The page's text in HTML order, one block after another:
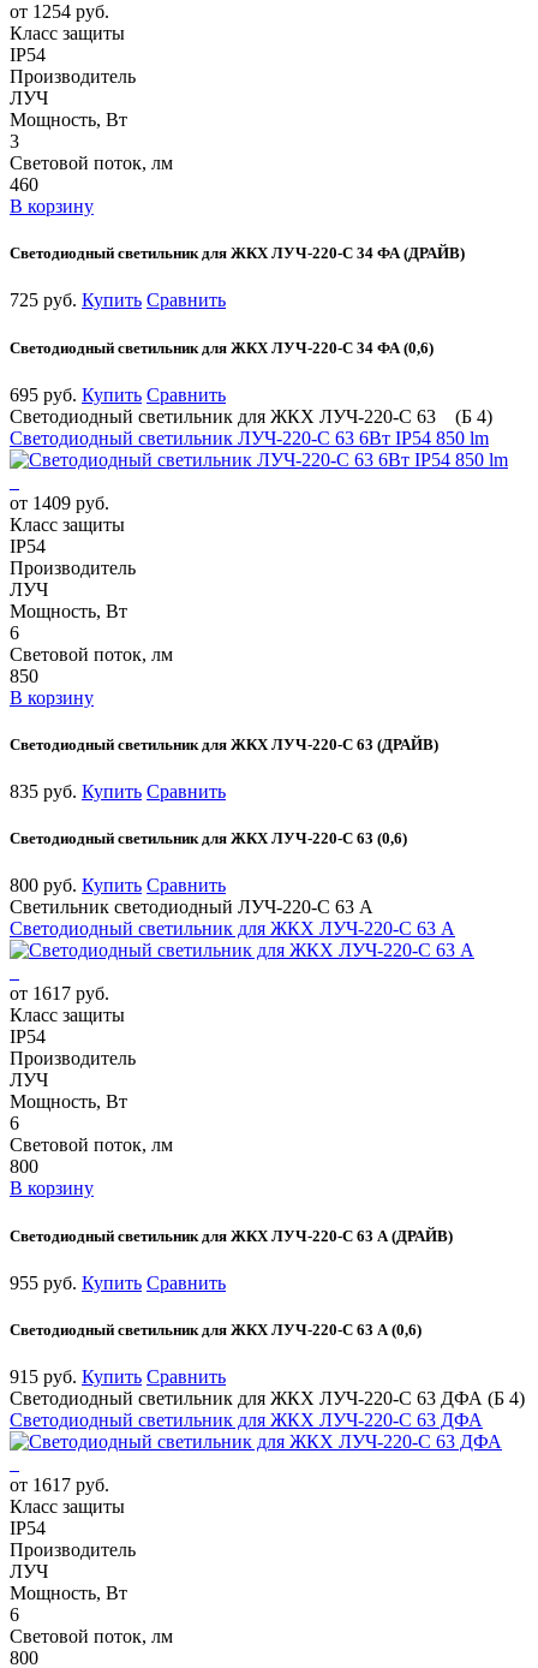
от 1254 руб.
Класс защиты
IP54
Производитель
ЛУЧ
Мощность, Вт
3
Световой поток, лм
460
В корзину
Светодиодный светильник для ЖКХ ЛУЧ-220-С 34 ФА (ДРАЙВ)
725 руб. Купить Сравнить
Светодиодный светильник для ЖКХ ЛУЧ-220-С 34 ФА (0,6)
695 руб. Купить Сравнить
Светодиодный светильник для ЖКХ ЛУЧ-220-С 63 (Б 4)
Светодиодный светильник ЛУЧ-220-С 63 6Вт IP54 850 lm
от 1409 руб.
Класс защиты
IP54
Производитель
ЛУЧ
Мощность, Вт
6
Световой поток, лм
850
В корзину
Светодиодный светильник для ЖКХ ЛУЧ-220-С 63 (ДРАЙВ)
835 руб. Купить Сравнить
Светодиодный светильник для ЖКХ ЛУЧ-220-С 63 (0,6)
800 руб. Купить Сравнить
Светильник светодиодный ЛУЧ-220-С 63 А
Светодиодный светильник для ЖКХ ЛУЧ-220-С 63 А
от 1617 руб.
Класс защиты
IP54
Производитель
ЛУЧ
Мощность, Вт
6
Световой поток, лм
800
В корзину
Светодиодный светильник для ЖКХ ЛУЧ-220-С 63 А (ДРАЙВ)
955 руб. Купить Сравнить
Светодиодный светильник для ЖКХ ЛУЧ-220-С 63 А (0,6)
915 руб. Купить Сравнить
Светодиодный светильник для ЖКХ ЛУЧ-220-С 63 ДФА (Б 4)
Светодиодный светильник для ЖКХ ЛУЧ-220-С 63 ДФА
от 1617 руб.
Класс защиты
IP54
Производитель
ЛУЧ
Мощность, Вт
6
Световой поток, лм
800